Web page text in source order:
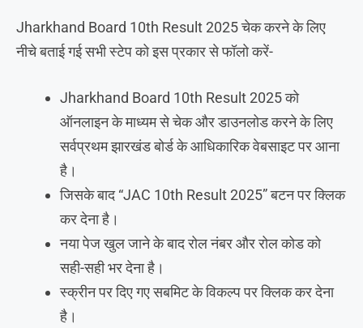
Jharkhand Board 10th Result 2025 चेक करने के लिए
नीचे बताई गई सभी स्टेप को इस प्रकार से फॉलो करें-
Jharkhand Board 10th Result 2025 को
ऑनलाइन के माध्यम से चेक और डाउनलोड करने के लिए
सर्वप्रथम झारखंड बोर्ड के आधिकारिक वेबसाइट पर आना
है।
जिसके बाद “JAC 10th Result 2025” बटन पर क्लिक
कर देना है।
नया पेज खुल जाने के बाद रोल नंबर और रोल कोड को
सही-सही भर देना है।
स्क्रीन पर दिए गए सबमिट के विकल्प पर क्लिक कर देना
है।